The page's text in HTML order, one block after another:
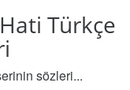
Türkçe
sözleri...